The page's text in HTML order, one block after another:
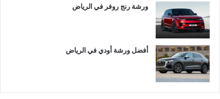
ورشة رنج روفر في الرياض
أفضل ورشة أودي في الرياض